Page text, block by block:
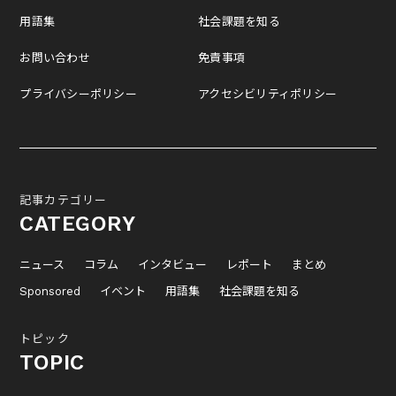
用語集
お問い合わせ
プライバシーポリシー
社会課題を知る
免責事項
アクセシビリティポリシー
記事カテゴリー
CATEGORY
ニュース コラム インタビュー レポート
まとめ
Sponsored
イベント 用語集 社会課題を知る
トピック
TOPIC